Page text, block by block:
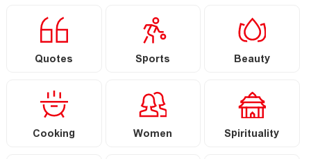
Quotes Sports Beauty
Cooking Women Spirituality